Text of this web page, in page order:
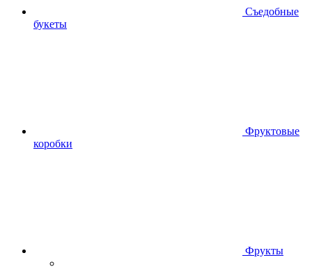
Съедобные
букеты
Фруктовые
коробки
Фрукты